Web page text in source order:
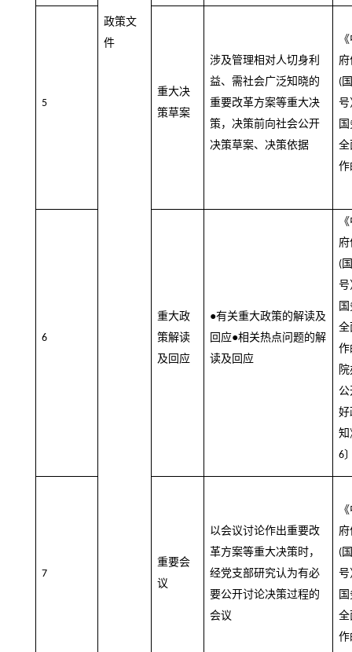
政策文
件
5
重大决
策草案
涉及管理相对人切身利
益、需社会广泛知晓的
重要改革方案等重大决
策，决策前向社会公开
决策草案、决策依据
(
号
全
作
6
重大政
策解读
及回应
●有关重大政策的解读及
回应●相关热点问题的解
读及回应
(
号
全
作
好
知
6
7
重要会
议
以会议讨论作出重要改
革方案等重大决策时，
经党支部研究认为有必
要公开讨论决策过程的
会议
(
号
全
作